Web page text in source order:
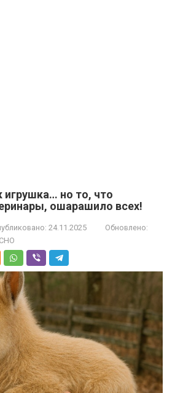
игрушка… но то, что
ошарашило всех!
24.11.2025
Обновлено: